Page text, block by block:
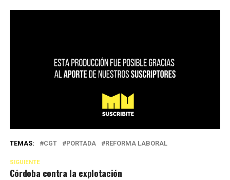
TEMAS: CGT PORTADA REFORMA LABORAL
SIGUIENTE
Córdoba contra la explotación